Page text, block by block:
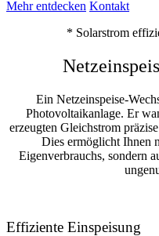
Mehr entdecken Kontakt
* Solarstrom
Ein Netzeinspeise-
Photovoltaikanlage. Er
erzeugten Gleichstrom
Dies ermöglicht Ihnen
Eigenverbrauchs, sondern
Effiziente Einspeisung